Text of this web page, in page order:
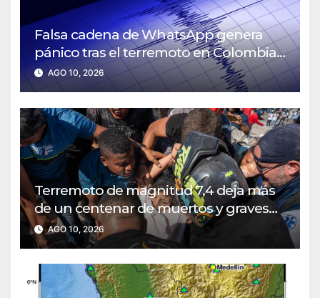
Falsa cadena de WhatsApp genera
pánico tras el terremoto en Colombia:
autoridades desmienten supuesta
alerta de réplica
AGO 10, 2026
Terremoto de magnitud 7,4 deja más
de un centenar de muertos y graves
daños en Colombia
AGO 10, 2026